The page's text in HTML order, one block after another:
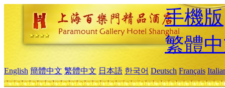
手機版
繁體
English 簡體中文 繁體中文 日本語 한국어 Deutsch Français